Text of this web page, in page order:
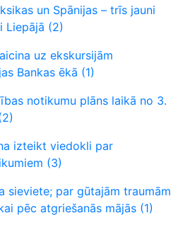
un Spānijas – trīs jauni
Liepājā (2)
uz ekskursijām
Bankas ēkā (1)
notikumu plāns laikā no 3.
izteikt viedokli par
(3)
sieviete; par gūtajām traumām
pēc atgriešanās mājās (1)